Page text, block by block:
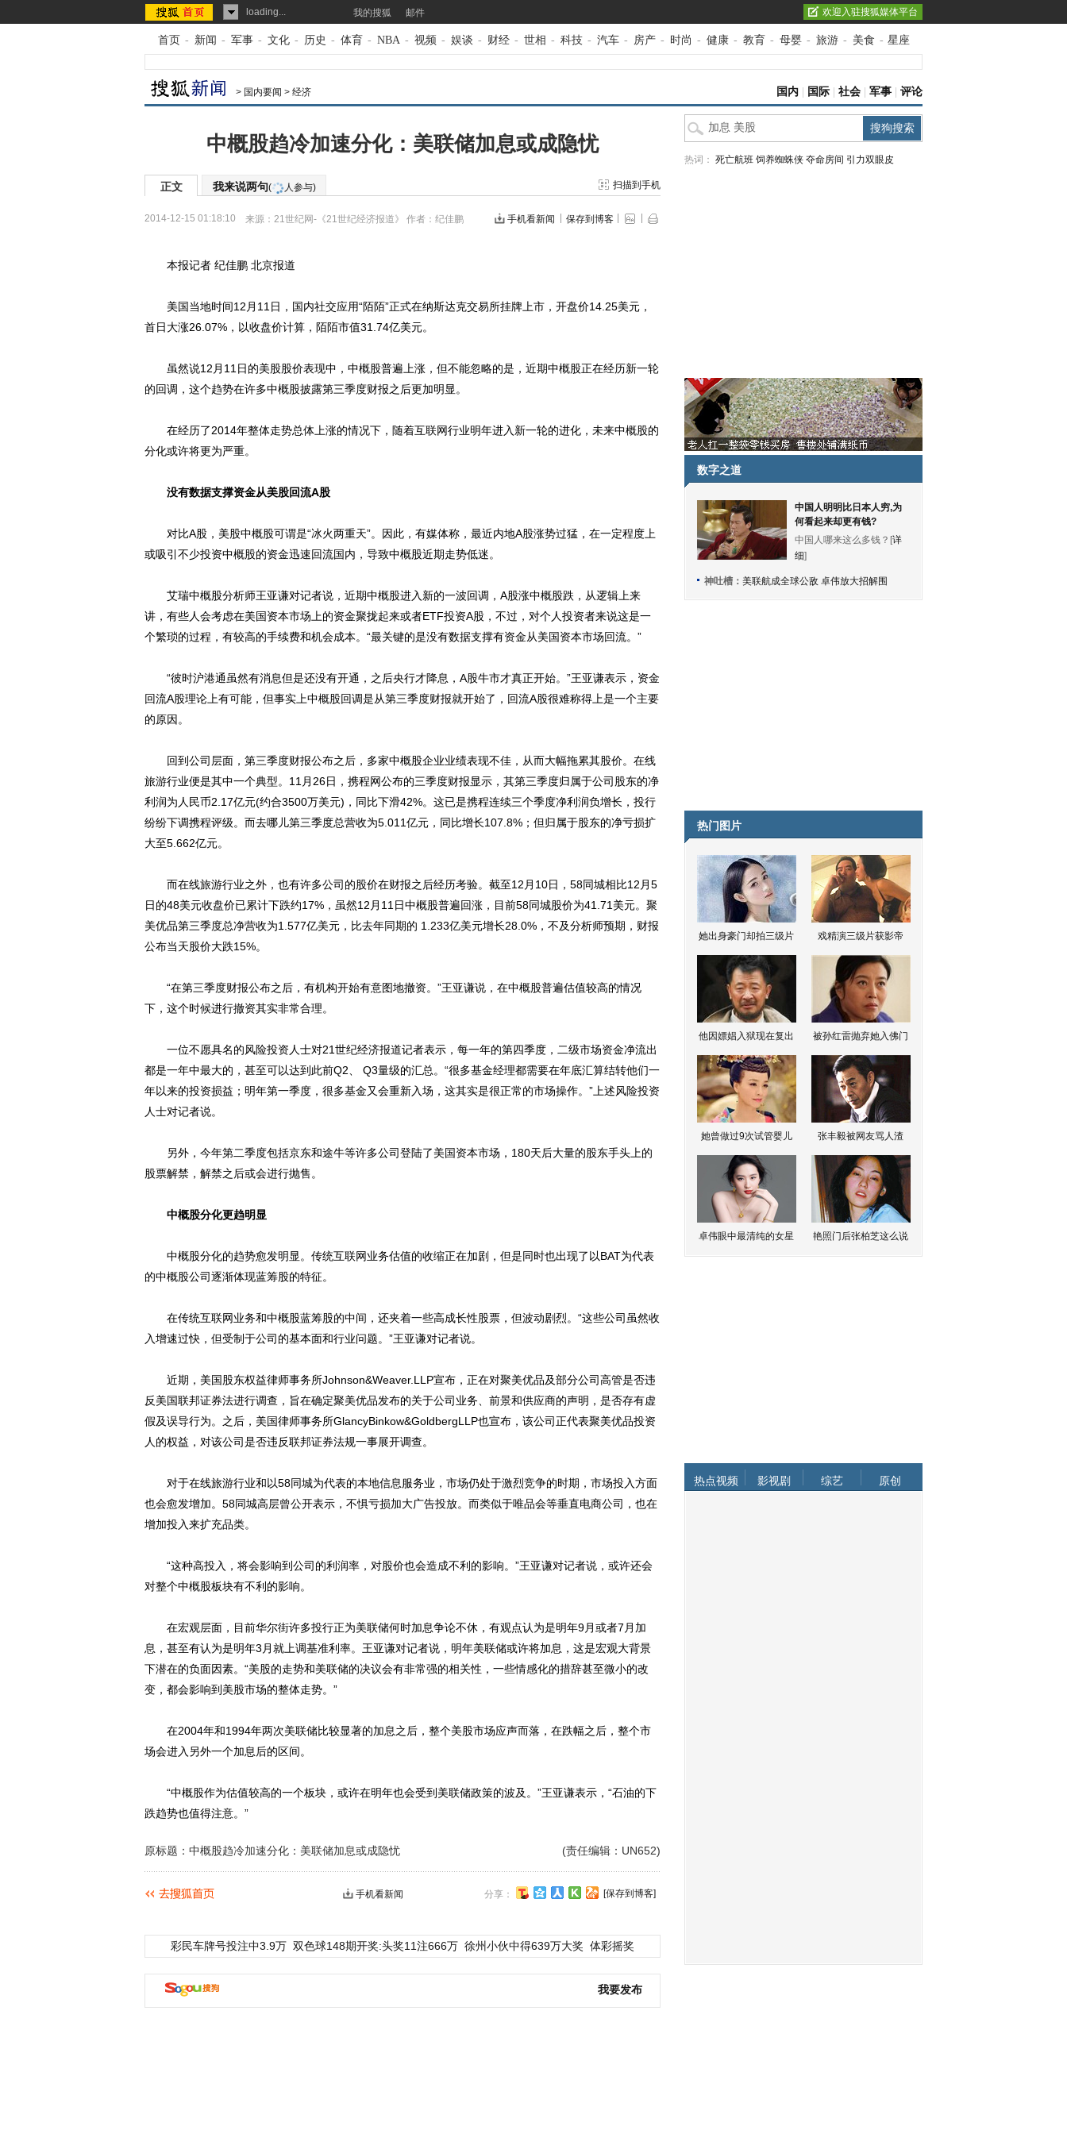
loading... 我的搜狐 邮件 欢迎入驻搜狐媒体平台
首页 - 新闻 - 军事 - 文化 - 历史 - 体育 - NBA - 视频 - 娱谈 - 财经 - 世相 - 科技 - 汽车 - 房产 - 时尚 - 健康 - 教育 - 母婴 - 旅游 - 美食 - 星座
> 国内要闻 > 经济 国内 国际 社会 军事 评论
中概股趋冷加速分化：美联储加息或成隐忧
正文 我来说两句( 人参与) 扫描到手机
2014-12-15 01:18:10 来源： 21世纪网-《21世纪经济报道》 作者：纪佳鹏 手机看新闻 保存到博客
本报记者 纪佳鹏 北京报道
美国当地时间12月11日，国内社交应用“陌陌”正式在纳斯达克交易所挂牌上市，开盘价14.25美元，
首日大涨26.07%，以收盘价计算，陌陌市值31.74亿美元。
虽然说12月11日的美股股价表现中，中概股普遍上涨，但不能忽略的是，近期中概股正在经历新一轮
的回调，这个趋势在许多中概股披露第三季度财报之后更加明显。
在经历了2014年整体走势总体上涨的情况下，随着互联网行业明年进入新一轮的进化，未来中概股的
分化或许将更为严重。
没有数据支撑资金从美股回流A股
对比A股，美股中概股可谓是“冰火两重天”。因此，有媒体称，最近内地A股涨势过猛，在一定程度上
或吸引不少投资中概股的资金迅速回流国内，导致中概股近期走势低迷。
艾瑞中概股分析师王亚谦对记者说，近期中概股进入新的一波回调，A股涨中概股跌，从逻辑上来
讲，有些人会考虑在美国资本市场上的资金聚拢起来或者ETF投资A股，不过，对个人投资者来说这是一
个繁琐的过程，有较高的手续费和机会成本。“最关键的是没有数据支撑有资金从美国资本市场回流。”
“彼时沪港通虽然有消息但是还没有开通，之后央行才降息，A股牛市才真正开始。”王亚谦表示，资金
回流A股理论上有可能，但事实上中概股回调是从第三季度财报就开始了，回流A股很难称得上是一个主要
的原因。
回到公司层面，第三季度财报公布之后，多家中概股企业业绩表现不佳，从而大幅拖累其股价。在线
旅游行业便是其中一个典型。11月26日，携程网公布的三季度财报显示，其第三季度归属于公司股东的净
利润为人民币2.17亿元(约合3500万美元)，同比下滑42%。这已是携程连续三个季度净利润负增长，投行
纷纷下调携程评级。而去哪儿第三季度总营收为5.011亿元，同比增长107.8%；但归属于股东的净亏损扩
大至5.662亿元。
而在线旅游行业之外，也有许多公司的股价在财报之后经历考验。截至12月10日，58同城相比12月5
日的48美元收盘价已累计下跌约17%，虽然12月11日中概股普遍回涨，目前58同城股价为41.71美元。聚
美优品第三季度总净营收为1.577亿美元，比去年同期的 1.233亿美元增长28.0%，不及分析师预期，财报
公布当天股价大跌15%。
“在第三季度财报公布之后，有机构开始有意图地撤资。”王亚谦说，在中概股普遍估值较高的情况
下，这个时候进行撤资其实非常合理。
一位不愿具名的风险投资人士对21世纪经济报道记者表示，每一年的第四季度，二级市场资金净流出
都是一年中最大的，甚至可以达到此前Q2、 Q3量级的汇总。“很多基金经理都需要在年底汇算结转他们一
年以来的投资损益；明年第一季度，很多基金又会重新入场，这其实是很正常的市场操作。”上述风险投资
人士对记者说。
另外，今年第二季度包括京东和途牛等许多公司登陆了美国资本市场，180天后大量的股东手头上的
股票解禁，解禁之后或会进行抛售。
中概股分化更趋明显
中概股分化的趋势愈发明显。传统互联网业务估值的收缩正在加剧，但是同时也出现了以BAT为代表
的中概股公司逐渐体现蓝筹股的特征。
在传统互联网业务和中概股蓝筹股的中间，还夹着一些高成长性股票，但波动剧烈。“这些公司虽然收
入增速过快，但受制于公司的基本面和行业问题。”王亚谦对记者说。
近期，美国股东权益律师事务所Johnson&Weaver.LLP宣布，正在对聚美优品及部分公司高管是否违
反美国联邦证券法进行调查，旨在确定聚美优品发布的关于公司业务、前景和供应商的声明，是否存有虚
假及误导行为。之后，美国律师事务所GlancyBinkow&GoldbergLLP也宣布，该公司正代表聚美优品投资
人的权益，对该公司是否违反联邦证券法规一事展开调查。
对于在线旅游行业和以58同城为代表的本地信息服务业，市场仍处于激烈竞争的时期，市场投入方面
也会愈发增加。58同城高层曾公开表示，不惧亏损加大广告投放。而类似于唯品会等垂直电商公司，也在
增加投入来扩充品类。
“这种高投入，将会影响到公司的利润率，对股价也会造成不利的影响。”王亚谦对记者说，或许还会
对整个中概股板块有不利的影响。
在宏观层面，目前华尔街许多投行正为美联储何时加息争论不休，有观点认为是明年9月或者7月加
息，甚至有认为是明年3月就上调基准利率。王亚谦对记者说，明年美联储或许将加息，这是宏观大背景
下潜在的负面因素。“美股的走势和美联储的决议会有非常强的相关性，一些情感化的措辞甚至微小的改
变，都会影响到美股市场的整体走势。”
在2004年和1994年两次美联储比较显著的加息之后，整个美股市场应声而落，在跌幅之后，整个市
场会进入另外一个加息后的区间。
“中概股作为估值较高的一个板块，或许在明年也会受到美联储政策的波及。”王亚谦表示，“石油的下
跌趋势也值得注意。”
(责任编辑：UN652)
原标题：中概股趋冷加速分化：美联储加息或成隐忧
分享： [保存到博客]
手机看新闻
彩民车牌号投注中3.9万 双色球148期开奖:头奖11注666万 徐州小伙中得639万大奖 体彩摇奖
我要发布
热词： 死亡航班 饲养蜘蛛侠 夺命房间 引力双眼皮
数字之道
中国人明明比日本人穷,为
何看起来却更有钱?
中国人哪来这么多钱？[详
细]
神吐槽： 美联航成全球公敌 卓伟放大招解围
热门图片
她出身豪门却拍三级片 戏精演三级片获影帝
他因嫖娼入狱现在复出 被孙红雷抛弃她入佛门
她曾做过9次试管婴儿 张丰毅被网友骂人渣
卓伟眼中最清纯的女星 艳照门后张柏芝这么说
热点视频 影视剧 综艺 原创